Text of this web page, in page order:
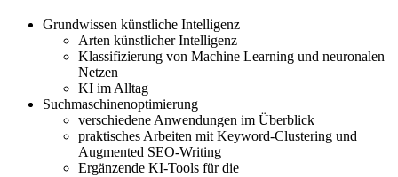
Grundwissen künstliche Intelligenz
Arten künstlicher Intelligenz
Klassifizierung von Machine Learning und neuronalen
Netzen
KI im Alltag
Suchmaschinenoptimierung
verschiedene Anwendungen im Überblick
praktisches Arbeiten mit Keyword-Clustering und
Augmented SEO-Writing
Ergänzende KI-Tools für die